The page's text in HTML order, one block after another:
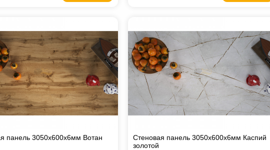
панель 3050х600х6мм Вотан
Стеновая панель 3050х600х6мм Каспий
золотой